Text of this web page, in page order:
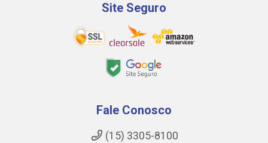
Site Seguro
Fale Conosco
(15) 3305-8100